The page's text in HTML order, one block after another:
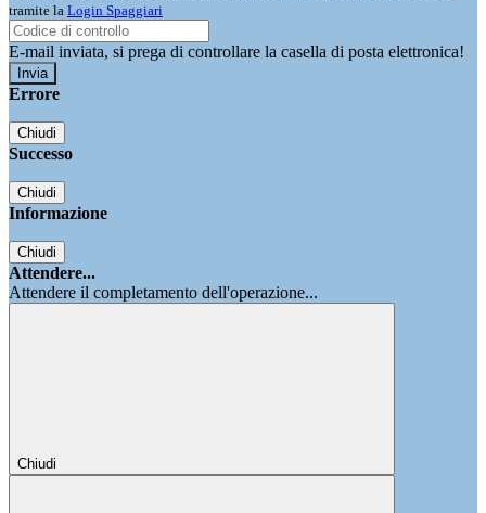
tramite la Login Spaggiari
E-mail inviata, si prega di controllare la casella di posta elettronica!
Errore
Chiudi
Successo
Chiudi
Informazione
Chiudi
Attendere...
Attendere il completamento dell'operazione...
Chiudi